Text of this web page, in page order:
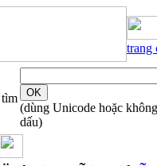
trang
tìm
(dùng Unicode hoặc không
dấu)